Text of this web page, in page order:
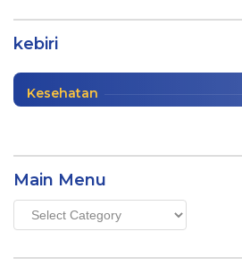
kebiri
Bagaimana Menurutmu?
Nasional
Kesehatan
Main Menu
Main
Menu